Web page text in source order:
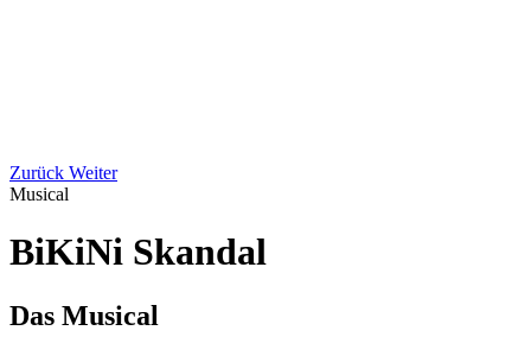
Zurück Weiter
Musical
BiKiNi Skandal
Das Musical